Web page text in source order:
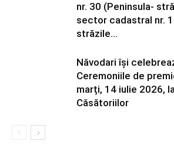
nr. 30 (Peninsula-
sector cadastral nr.
străzile...
Năvodari își
Ceremoniile de
marți, 14 iulie 2026,
Căsătoriilor